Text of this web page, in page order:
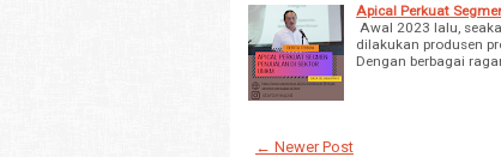
Apical Perkuat
Awal 2023 lalu,
dilakukan produsen
Dengan berbagai
← Newer Post